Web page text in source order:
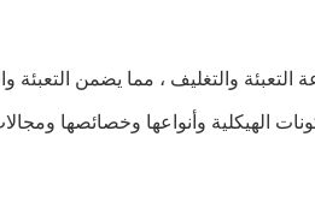
التعبئة والتغليف ، مما يضمن
الهيكلية وأنواعها وخصائصها